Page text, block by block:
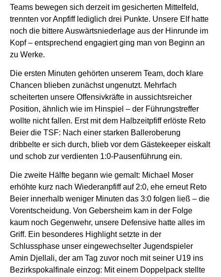
Teams bewegen sich derzeit im gesicherten Mittelfeld,
trennten vor Anpfiff lediglich drei Punkte. Unsere Elf hatte
noch die bittere Auswärtsniederlage aus der Hinrunde im
Kopf – entsprechend engagiert ging man von Beginn an
zu Werke.
Die ersten Minuten gehörten unserem Team, doch klare
Chancen blieben zunächst ungenutzt. Mehrfach
scheiterten unsere Offensivkräfte in aussichtsreicher
Position, ähnlich wie im Hinspiel – der Führungstreffer
wollte nicht fallen. Erst mit dem Halbzeitpfiff erlöste Reto
Beier die TSF: Nach einer starken Balleroberung
dribbelte er sich durch, blieb vor dem Gästekeeper eiskalt
und schob zur verdienten 1:0-Pausenführung ein.
Die zweite Hälfte begann wie gemalt: Michael Moser
erhöhte kurz nach Wiederanpfiff auf 2:0, ehe erneut Reto
Beier innerhalb weniger Minuten das 3:0 folgen ließ – die
Vorentscheidung. Von Gebersheim kam in der Folge
kaum noch Gegenwehr, unsere Defensive hatte alles im
Griff. Ein besonderes Highlight setzte in der
Schlussphase unser eingewechselter Jugendspieler
Amin Djellali, der am Tag zuvor noch mit seiner U19 ins
Bezirkspokalfinale einzog: Mit einem Doppelpack stellte